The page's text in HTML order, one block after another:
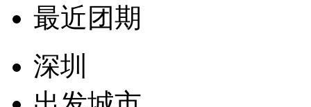
最近团期
深圳